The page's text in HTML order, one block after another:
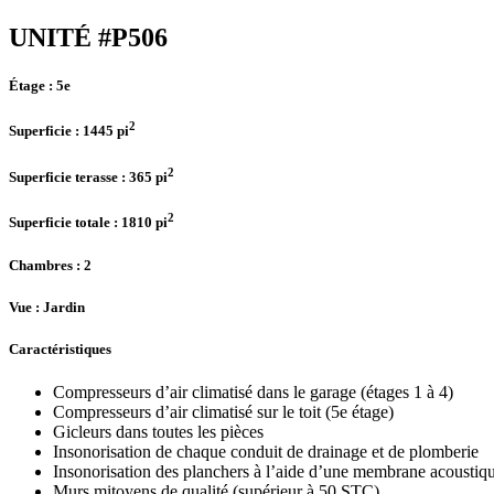
UNITÉ #P506
Étage : 5e
Superficie : 1445 pi2
Superficie terasse : 365 pi2
Superficie totale : 1810 pi2
Chambres : 2
Vue : Jardin
Caractéristiques
Compresseurs d’air climatisé dans le garage (étages 1 à 4)
Compresseurs d’air climatisé sur le toit (5e étage)
Gicleurs dans toutes les pièces
Insonorisation de chaque conduit de drainage et de plomberie
Insonorisation des planchers à l’aide d’une membrane